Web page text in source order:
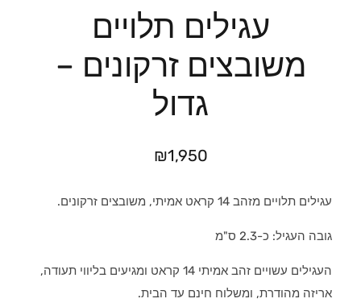
עגילים תלויים
משובצים זרקונים –
גדול
₪1,950
עגילים תלויים מזהב 14 קראט אמיתי, משובצים זרקונים.
גובה העגיל: כ-2.3 ס"מ
העגילים עשויים זהב אמיתי 14 קראט ומגיעים בליווי תעודה,
אריזה מהודרת, ומשלוח חינם עד הבית.